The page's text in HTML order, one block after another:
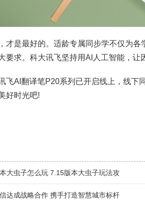
是最好的。适龄专属同步学不仅为各
要求。科大讯飞坚持用AI人工智能，让
Al翻译笔P20系列已开启线上，线下
好时光吧!
大虫子怎么玩 7.15版本大虫子玩法攻
达成战略合作 携手打造智慧城市标杆